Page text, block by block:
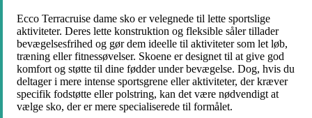
Ecco Terracruise dame sko er velegnede til lette sportslige
aktiviteter. Deres lette konstruktion og fleksible såler tillader
bevægelsesfrihed og gør dem ideelle til aktiviteter som let løb,
træning eller fitnessøvelser. Skoene er designet til at give god
komfort og støtte til dine fødder under bevægelse. Dog, hvis du
deltager i mere intense sportsgrene eller aktiviteter, der kræver
specifik fodstøtte eller polstring, kan det være nødvendigt at
vælge sko, der er mere specialiserede til formålet.